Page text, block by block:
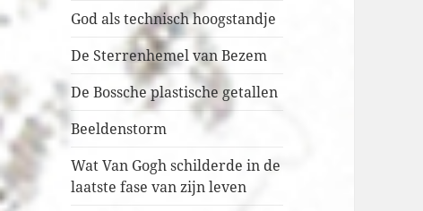
God als technisch hoogstandje
De Sterrenhemel van Bezem
De Bossche plastische getallen
Beeldenstorm
Wat Van Gogh schilderde in de
laatste fase van zijn leven